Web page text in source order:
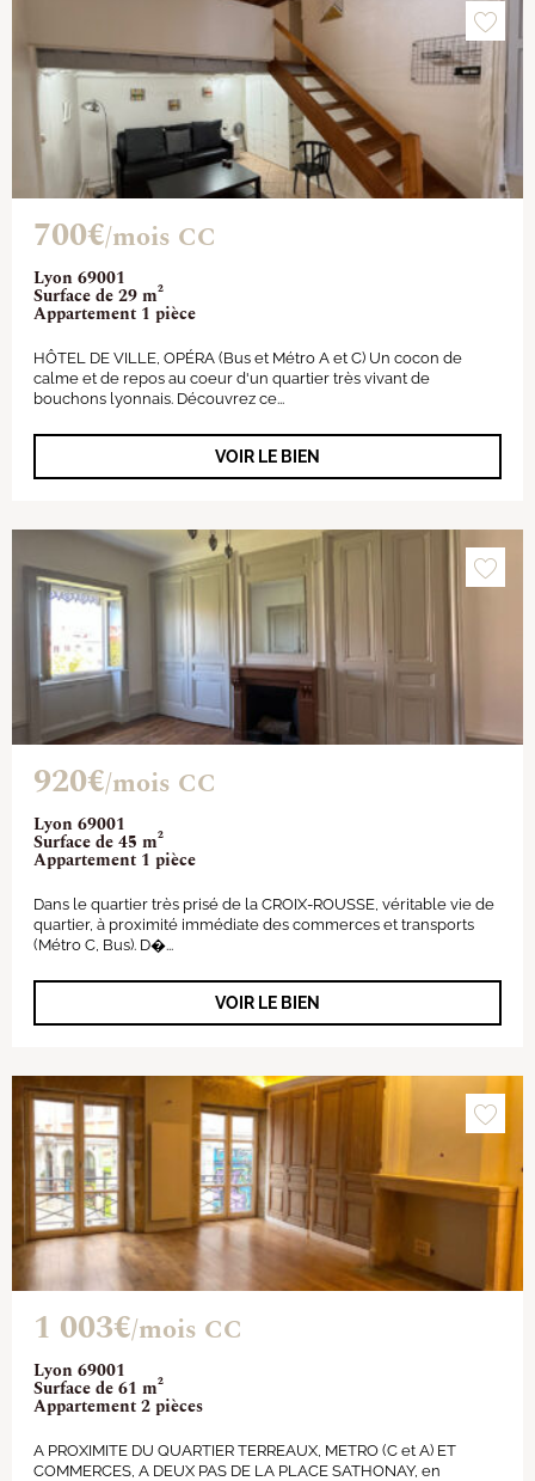
Lyon 69001
Surface de 29 m²
Appartement 1 pièce
700€/mois CC
HÔTEL DE VILLE, OPÉRA (Bus et Métro A et C) Un cocon de
calme et de repos au coeur d'un quartier très vivant de
bouchons lyonnais. Découvrez ce...
VOIR LE BIEN
Lyon 69001
Surface de 45 m²
Appartement 1 pièce
920€/mois CC
Dans le quartier très prisé de la CROIX-ROUSSE, véritable vie de
quartier, à proximité immédiate des commerces et transports
(Métro C, Bus). D�...
VOIR LE BIEN
Lyon 69001
Surface de 61 m²
Appartement 2 pièces
1 003€/mois CC
A PROXIMITE DU QUARTIER TERREAUX, METRO (C et A) ET
COMMERCES, A DEUX PAS DE LA PLACE SATHONAY, en